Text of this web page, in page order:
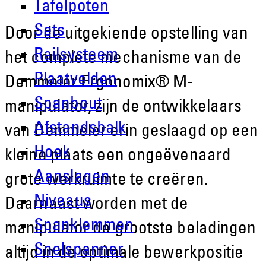
Tafelpoten
Sets
Railsysteem
Plaatvelden
Spanbout
Afstandsbalk
Hoek
Aanslagen
Niveaus
Spanklemmen
Snelspanner
Door de uitgekiende opstelling van
het complete mechanisme van de
Demmeler Ergonomix® M-
manipulator, zijn de ontwikkelaars
van Demmeler erin geslaagd op een
kleine plaats een ongeëvenaard
grote werkruimte te creëren.
Daarnaast worden met de
manipulator de grootste beladingen
altijd in de optimale bewerkpositie